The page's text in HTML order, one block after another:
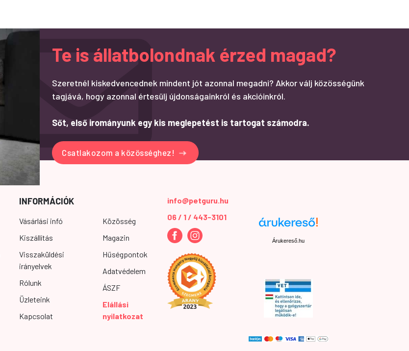
Te is állatbolondnak érzed magad?
Szeretnél kiskedvencednek mindent jót azonnal megadni? Akkor válj közösségünk
tagjává, hogy azonnal értesülj újdonságainkról és akcióinkról.
Sőt, első irományunk egy kis meglepetést is tartogat számodra.
Csatlakozom a közösséghez!
INFORMÁCIÓK
Vásárlási infó
Kiszállítás
Visszaküldési
irányelvek
Rólunk
Üzleteink
Kapcsolat
Közösség
Magazin
Hűségpontok
Adatvédelem
ÁSZF
Elállási
nyilatkozat
info@petguru.hu
06 / 1 / 443-3101
Árukereső.hu